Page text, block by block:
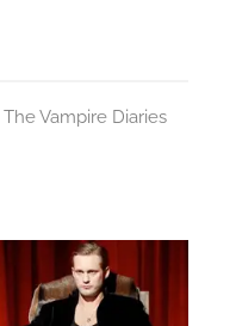
The Vampire Diaries